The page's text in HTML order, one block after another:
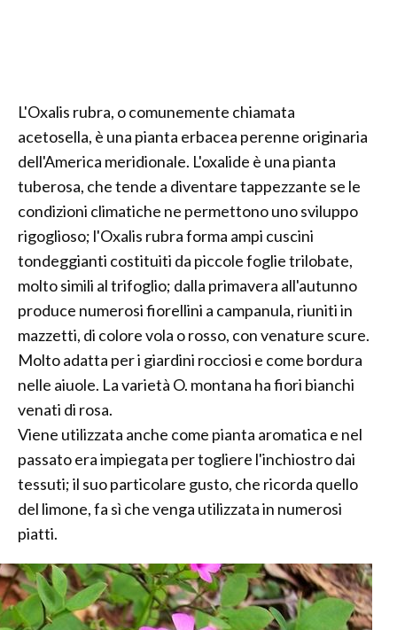
L'Oxalis rubra, o comunemente chiamata
acetosella, è una pianta erbacea perenne originaria
dell'America meridionale. L'oxalide è una pianta
tuberosa, che tende a diventare tappezzante se le
condizioni climatiche ne permettono uno sviluppo
rigoglioso; l'Oxalis rubra forma ampi cuscini
tondeggianti costituiti da piccole foglie trilobate,
molto simili al trifoglio; dalla primavera all'autunno
produce numerosi fiorellini a campanula, riuniti in
mazzetti, di colore vola o rosso, con venature scure.
Molto adatta per i giardini rocciosi e come bordura
nelle aiuole. La varietà O. montana ha fiori bianchi
venati di rosa.
Viene utilizzata anche come pianta aromatica e nel
passato era impiegata per togliere l'inchiostro dai
tessuti; il suo particolare gusto, che ricorda quello
del limone, fa sì che venga utilizzata in numerosi
piatti.